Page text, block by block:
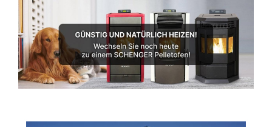
WARENKORB
PRODUCTS
SEARCH